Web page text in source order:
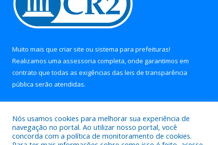
Muito mais que criar site ou sistema para prefeituras!
Realizamos uma assessoria completa, onde garantimos em
contrato que todas as exigências das leis de transparência
pública serão atendidas.
Nós usamos cookies para melhorar sua experiência de
navegação no portal. Ao utilizar nosso portal, você
concorda com a política de monitoramento de cookies.